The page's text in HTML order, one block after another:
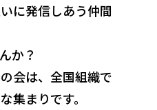
に発信しあう仲間
か？
会は、全国組織で
集まりです。